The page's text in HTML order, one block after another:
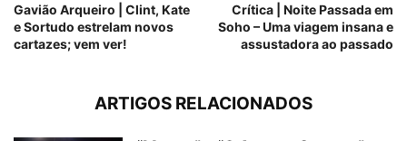
Gavião Arqueiro | Clint, Kate
e Sortudo estrelam novos
cartazes; vem ver!
Crítica | Noite Passada em
Soho – Uma viagem insana e
assustadora ao passado
ARTIGOS RELACIONADOS